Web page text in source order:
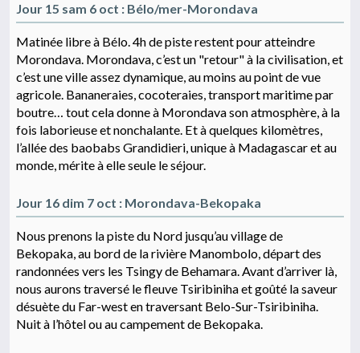
Jour 15 sam 6 oct : Bélo/mer-Morondava
Matinée libre à Bélo. 4h de piste restent pour atteindre
Morondava. Morondava, c’est un "retour" à la civilisation, et
c’est une ville assez dynamique, au moins au point de vue
agricole. Bananeraies, cocoteraies, transport maritime par
boutre… tout cela donne à Morondava son atmosphère, à la
fois laborieuse et nonchalante. Et à quelques kilomètres,
l’allée des baobabs Grandidieri, unique à Madagascar et au
monde, mérite à elle seule le séjour.
Jour 16 dim 7 oct : Morondava-Bekopaka
Nous prenons la piste du Nord jusqu’au village de
Bekopaka, au bord de la rivière Manombolo, départ des
randonnées vers les Tsingy de Behamara. Avant d’arriver là,
nous aurons traversé le fleuve Tsiribiniha et goûté la saveur
désuète du Far-west en traversant Belo-Sur-Tsiribiniha.
Nuit à l’hôtel ou au campement de Bekopaka.